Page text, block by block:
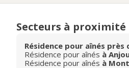
Secteurs à proximité
Résidence pour aînés
Résidence pour aînés à
Résidence pour aînés à